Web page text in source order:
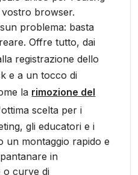
browser.
problema: basta
Offre tutto, dai
registrazione dello
e a un tocco di
la rimozione del
scelta per i
gli educatori e i
un montaggio rapido e
in
o curve di